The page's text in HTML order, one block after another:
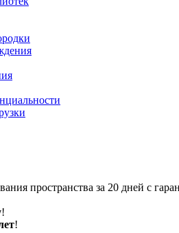
пространства за 20 дней с
!
!